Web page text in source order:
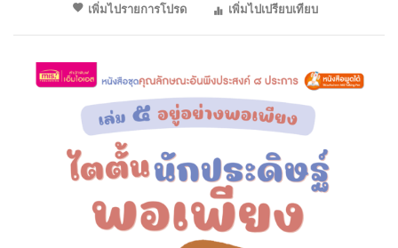
เพิ่มไปรายการโปรด
เพิ่มไปเปรียบเทียบ